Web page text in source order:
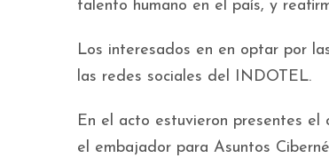
talento humano en el país, y
Los interesados en en optar por
las redes sociales del INDOTEL.
En el acto estuvieron presentes el
el embajador para Asuntos